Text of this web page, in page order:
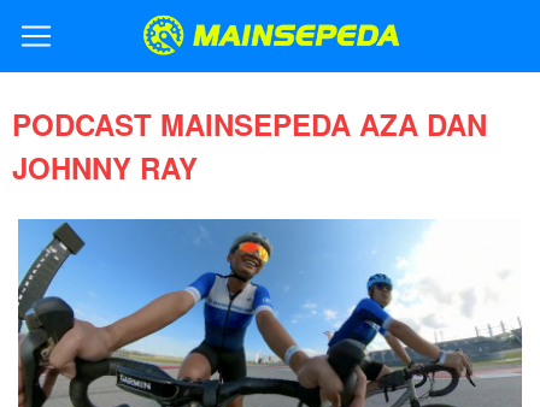
PODCAST MAINSEPEDA AZA DAN
JOHNNY RAY